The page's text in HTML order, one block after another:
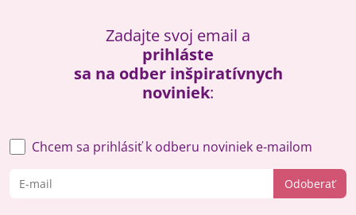
Zadajte svoj email a
prihláste
sa na odber inšpiratívnych
noviniek:
Odoberať
Chcem sa prihlásiť k odberu noviniek e-mailom